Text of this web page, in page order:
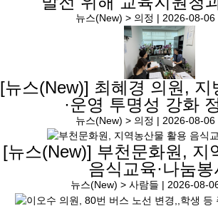
뉴스(New) > 의정 | 2026-08-06
[뉴스(New)] 최혜경 의원, 지
·운영 투명성 강화
뉴스(New) > 의정 | 2026-08-06
[뉴스(New)] 부천문화원, 지
음식교육·나눔봉
뉴스(New) > 사람들 | 2026-08-